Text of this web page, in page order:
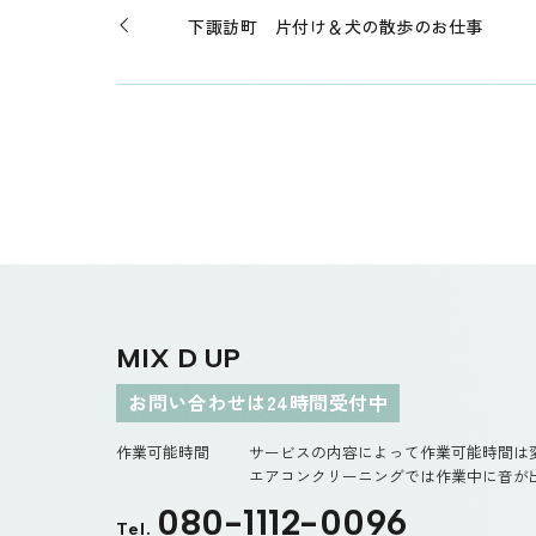
下諏訪町 片付け＆犬の散歩のお仕事
MIX D UP
お問い合わせは24時間受付中
作業可能時間
サービスの内容によって作業可能時間は
エアコンクリーニングでは作業中に音
Tel. 080-1112-0096